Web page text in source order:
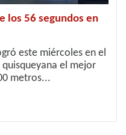
los 56 segundos en
este miércoles en el
el mejor
metros...